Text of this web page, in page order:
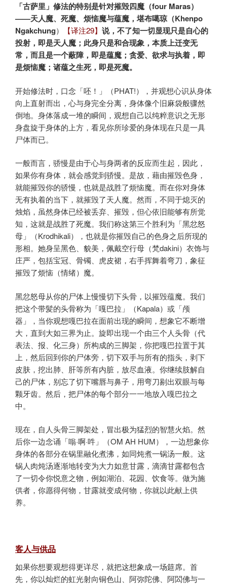
「古萨里」修法的特别是针对摧毁四魔（four Maras）
——天人魔、死魔、烦恼魔与蕴魔，堪布噶琼（Khenpo
Ngakchung） 【译注29】 说，不了知一切显现只是自心的
投射，即是天人魔；此身只是和合现象，本质上迁变无
常，而且是一个蔽障，即是蕴魔；贪爱、欲求与执着，即
是烦恼魔；诸蕴之生死，即是死魔。
开始修法时，口念「呸！」（PHAT!），并观想心识从身体
向上直射而出，心与身完全分离，身体像个旧麻袋般骤然
倒地。身体落成一堆的瞬间，观想自己以纯粹意识之无形
身盘旋于身体的上方，看见你所珍爱的身体现在只是一具
尸体而已。
一般而言，骄慢是由于心与身两者的反应而生起，因此，
如果你有身体，就会感觉到骄慢。是故，藉由摧毁色身，
就能摧毁你的骄慢，也就是战胜了烦恼魔。而在你对身体
无有执着的当下，就摧毁了天人魔。然而，不同于熄灭的
烛焰，虽然身体已经被丢弃、摧毁，但心依旧能够有所觉
知，这就是战胜了死魔。我们称这第三个胜利为「黑忿怒
母」（Krodhikali），也就是你摧毁自己的色身之后所现的
形相。她身呈黑色、貌美，佩戴空行母（梵dakini）衣饰与
庄严，包括宝冠、骨镯、虎皮裙，右手挥舞着弯刀，象征
摧毁了烦恼（情绪）魔。
黑忿怒母从你的尸体上慢慢切下头骨，以摧毁蕴魔。我们
把这个带髪的头骨称为「嘎巴拉」（Kapala）或「颅
器」，当你观想嘎巴拉在面前出现的瞬间，想象它不断增
大，直到大如三界为止。旋即出现一个由三个人头骨（代
表法、报、化三身）所构成的三脚架，你把嘎巴拉置于其
上，然后回到你的尸体旁，切下双手与所有的指头，剥下
皮肤，挖出肺、肝等所有内脏，放尽血液。你继续肢解自
己的尸体，别忘了切下嘴唇与鼻子，用弯刀剔出双眼与每
颗牙齿。然后，把尸体的每个部分一一地放入嘎巴拉之
中。
现在，自人头骨三脚架处，冒出极为猛烈的智慧火焰。然
后你一边念诵「嗡·啊·吽」（OM AH HUM），一边想象你
身体的各部分在锅里融化煮沸，如同炖煮一锅汤一般。这
锅人肉炖汤逐渐地转变为大力如意甘露，滴滴甘露都包含
了一切令你悦意之物，例如湖泊、花园、饮食等。做为施
供者，你愿得何物，甘露就变成何物，你就以此献上供
养。
客人与供品
如果你想要观想得更详尽，就把这想象成一场筵席。首
先，你以灿烂的虹光射向铜色山、阿弥陀佛、阿閦佛与一